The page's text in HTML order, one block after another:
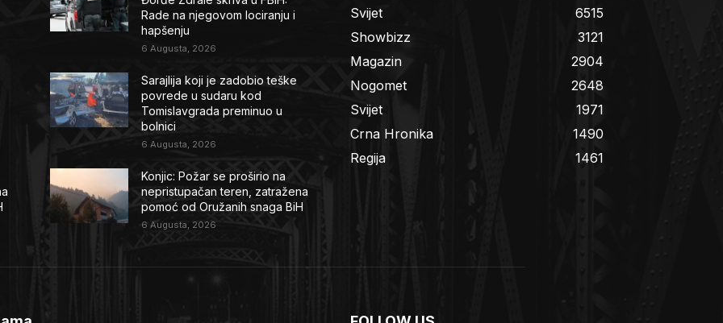
Rade na njegovom lociranju i
hapšenju
6 Augusta, 2026
Sarajlija koji je zadobio teške
povrede u sudaru kod
Tomislavgrada preminuo u
bolnici
6 Augusta, 2026
Konjic: Požar se proširio na
nepristupačan teren, zatražena
pomoć od Oružanih snaga BiH
6 Augusta, 2026
Svijet
6515
Showbizz
3121
Magazin
2904
Nogomet
2648
Svijet
1971
Crna Hronika
1490
Regija
1461